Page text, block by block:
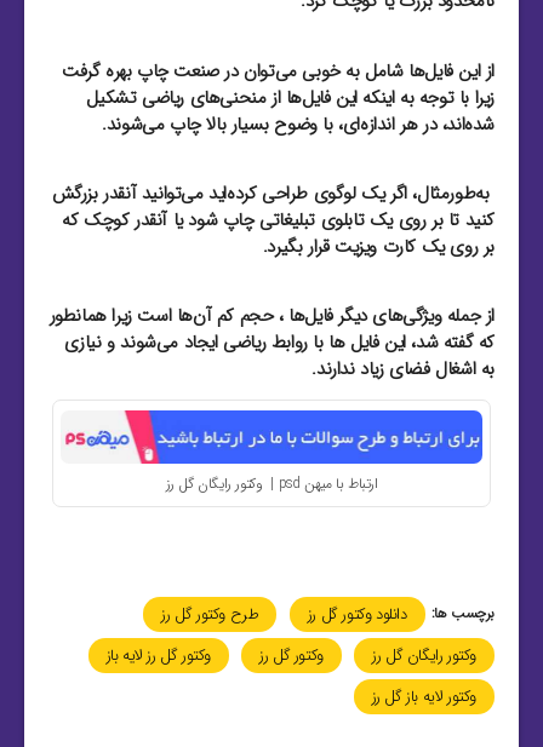
از این فایل‌‌ها شامل به خوبی می‌توان در صنعت چاپ بهره گرفت
زیرا با توجه به اینکه این فایل‌‌ها از منحنی‌های ریاضی تشکیل
شده‌اند، در هر اندازه‌ای، با وضوح بسیار بالا چاپ می‌شوند.
به‌طور‌مثال، اگر یک لوگوی طراحی کرده‌اید می‌توانید آنقدر بزرگش
کنید تا بر روی یک تابلوی تبلیغاتی چاپ شود یا آنقدر کوچک که
بر روی یک کارت ویزیت قرار بگیرد.
از جمله ویژگی‌های دیگر فایل‌ها ، حجم کم آن‌ها است زیرا همانطور
که گفته شد، این فایل‌ ها با روابط ریاضی ایجاد می‌شوند و نیازی
به اشغال فضای زیاد ندارند.
ارتباط با میهن psd | وکتور رایگان گل رز
برچسب ها: دانلود وکتور گل رز
طرح وکتور گل رز
وکتور رایگان گل رز
وکتور گل رز
وکتور گل رز لایه باز
وکتور لایه باز گل رز